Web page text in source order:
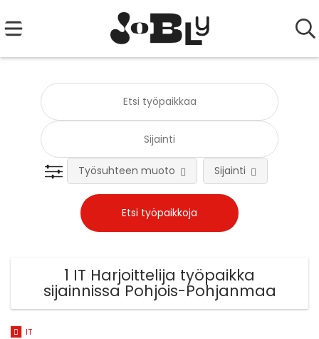
Työsuhteen muoto Sijainti
1 IT Harjoittelija työpaikka
sijainnissa Pohjois-Pohjanmaa
IT